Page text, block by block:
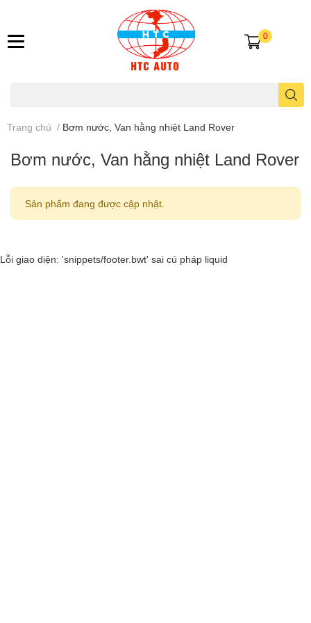
0
Trang chủ / Bơm nước, Van hằng nhiệt Land Rover
Bơm nước, Van hằng nhiệt Land Rover
Sản phẩm đang được cập nhật.
Lỗi giao diện: 'snippets/footer.bwt' sai cú pháp liquid